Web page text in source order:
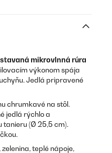
mikrovlnná rúra
výkonom spája
Jedlá pripravené
chrumkavé na stôl.
jedlá rýchlo a
tanieru (Ø 25,5 cm).
teplé nápoje,